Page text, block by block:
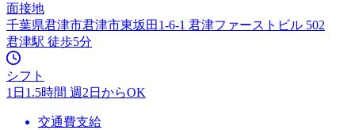
面接地
千葉県君津市君津市東坂田1-6-1 君津ファーストビル 502
君津駅 徒歩5分
シフト
1日1.5時間 週2日からOK
交通費支給